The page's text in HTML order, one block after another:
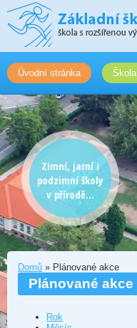
Úvodní stránka Škola
Zimní, jarní i
podzimní školy
v přírodě...
Domů » Plánované akce
Plánované akce
Rok